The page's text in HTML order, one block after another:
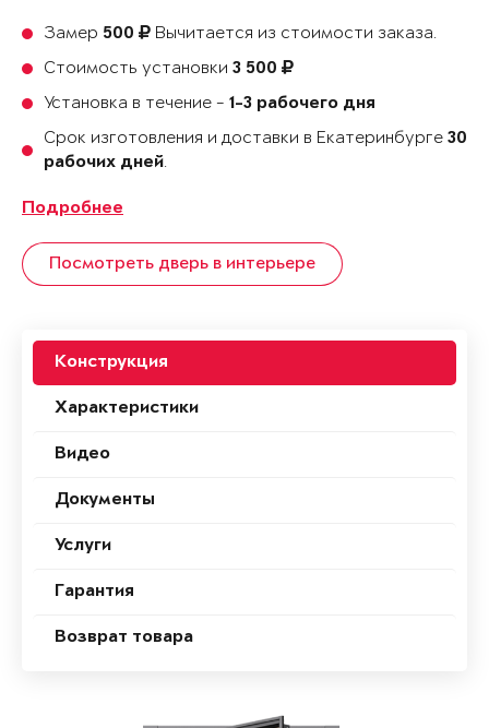
Замер 500
Вычитается из стоимости заказа.
Стоимость установки 3 500
Установка в течение - 1-3 рабочего дня
Срок изготовления и доставки в Екатеринбурге 30
рабочих дней.
Подробнее
Посмотреть дверь в интерьере
Конструкция
Характеристики
Видео
Документы
Услуги
Гарантия
Возврат товара